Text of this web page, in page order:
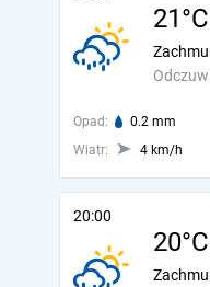
21°C
Opad: 0.2 mm
Wiatr:
4 km/h
20:00
20°C